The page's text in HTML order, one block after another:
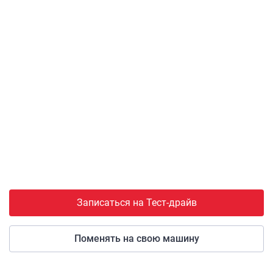
Записаться на Тест-драйв
Поменять на свою машину